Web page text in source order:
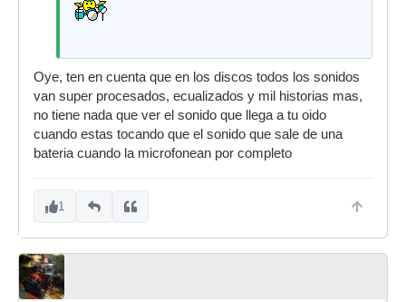
Oye, ten en cuenta que en los discos todos los sonidos
van super procesados, ecualizados y mil historias mas,
no tiene nada que ver el sonido que llega a tu oido
cuando estas tocando que el sonido que sale de una
bateria cuando la microfonean por completo
1